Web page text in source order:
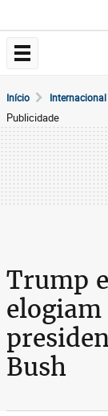
Início Internacional
Publicidade
Trump
Bush